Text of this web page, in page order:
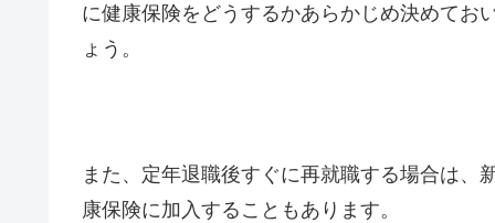
に健康保険をどうするかあらかじめ決めてお
ょう。
また、定年退職後すぐに再就職する場合は、
康保険に加入することもあります。